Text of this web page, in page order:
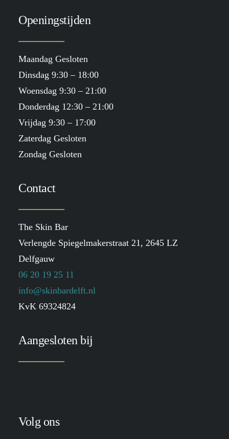
Openingstijden
Maandag Gesloten
Dinsdag 9:30 – 18:00
Woensdag 9:30 – 21:00
Donderdag 12:30 – 21:00
Vrijdag 9:30 – 17:00
Zaterdag Gesloten
Zondag Gesloten
Contact
The Skin Bar
Verlengde Spiegelmakerstraat 21, 2645 LZ
Delfgauw
06 20 19 25 11
info@skinbardelft.nl
KvK 69324824
Aangesloten bij
Volg ons